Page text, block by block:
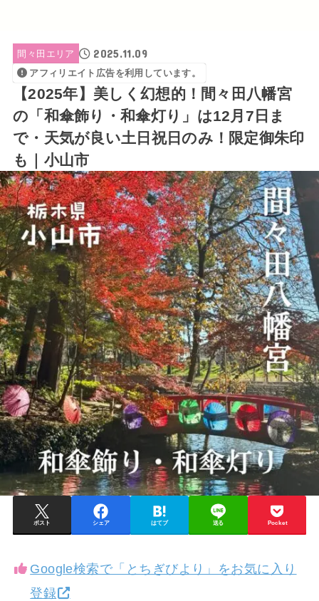
間々田エリア 2025.11.09
アフィリエイト広告を利用しています。
【2025年】美しく幻想的！間々田八幡宮
の「和傘飾り・和傘灯り」は12月7日ま
で・天気が良い土日祝日のみ！限定御朱印
も｜小山市
ポスト シェア はてブ 送る Pocket
Google検索で「とちぎびより」をお気に入り
登録